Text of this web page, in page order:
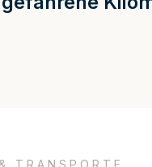
TRANSPORTE